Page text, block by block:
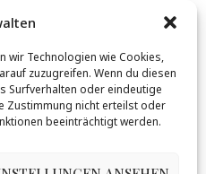
wir Technologien wie Cookies,
zuzugreifen. Wenn du diesen
Surfverhalten oder eindeutige
Zustimmung nicht erteilst oder
beeinträchtigt werden.